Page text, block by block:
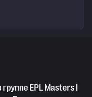
EPL Masters I